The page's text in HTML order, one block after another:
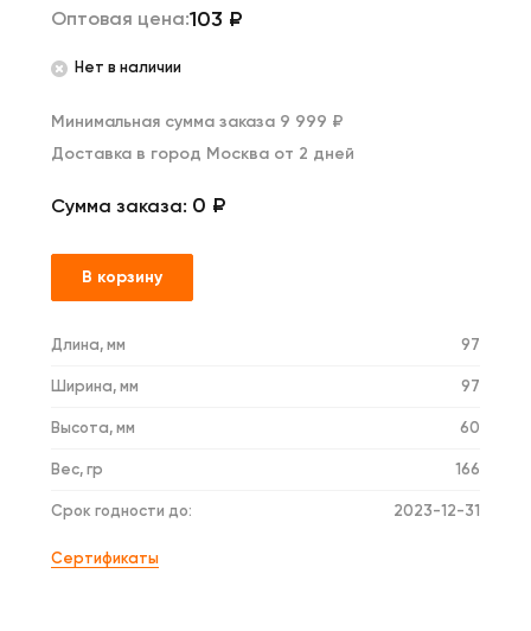
Оптовая цена:103 ₽
Нет в наличии
Минимальная сумма заказа 9 999 ₽
Доставка в город Москва от 2 дней
Сумма заказа: 0 ₽
В корзину
Длина, мм 97
Ширина, мм 97
Высота, мм 60
Вес, гр 166
Срок годности до: 2023-12-31
Сертификаты